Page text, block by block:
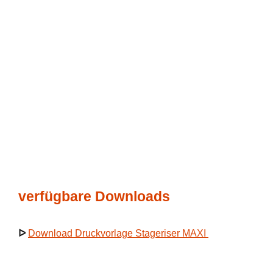
verfügbare Downloads
ᐅ Download Druckvorlage Stageriser MAXI